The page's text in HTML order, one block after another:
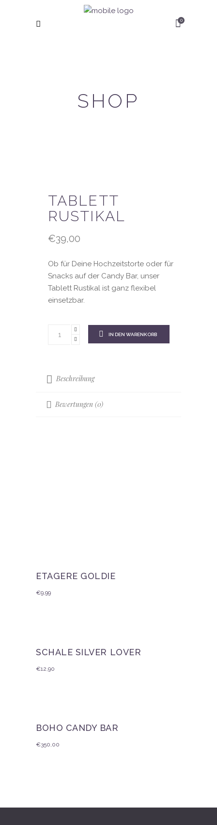
0
SHOP
TABLETT
RUSTIKAL
€39,00
Ob für Deine Hochzeitstorte oder für
Snacks auf der Candy Bar, unser
Tablett Rustikal ist ganz flexibel
einsetzbar.
IN DEN WARENKORB
Beschreibung
Bewertungen (0)
ETAGERE GOLDIE
€9,99
SCHALE SILVER LOVER
€12,90
BOHO CANDY BAR
€350,00